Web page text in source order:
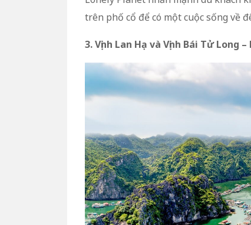
trên phố cổ để có một cuộc sống về
3. Vịnh Lan Hạ và Vịnh Bái Tử Long